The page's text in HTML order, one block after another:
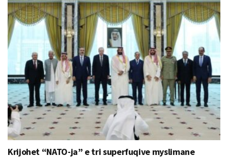
Krijohet “NATO-ja” e tri superfuqive myslimane